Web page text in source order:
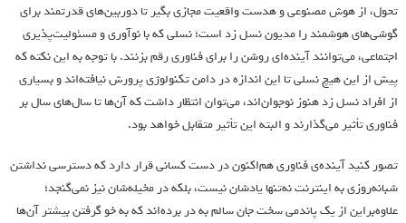
تحول، از هوش مصنوعی و هدست‌ واقعیت مجازی بگیر تا دوربین‌های قدرتمند برای
گوشی‌های هوشمند را مدیون نسل زد است؛ نسلی که با نوآوری و مسئولیت‌پذیری
اجتماعی، می‌توانند آینده‌ای روشن را برای فناوری رقم بزنند. با توجه به این نکته که
پیش از این هیچ نسلی تا این اندازه در دامن تکنولوژی پرورش نیافته‌اند و بسیاری
از افراد نسل زد هنوز نوجوان‌اند، می‌توان انتظار داشت که آن‌ها تا سال‌های سال بر
فناوری تأثیر می‌گذارند و البته این تأثیر متقابل خواهد بود.
تصور کنید آینده‌ی فناوری هم‌اکنون در دست کسانی قرار دارد که دسترسی نداشتن
شبانه‌روزی به اینترنت نه‌تنها یادشان نیست، بلکه در مخیله‌شان نیز نمی‌گنجد؛
علاوه‌براین از یک پاندمی سخت جان سالم به در برده‌اند که به خو گرفتن بیشتر آن‌ها